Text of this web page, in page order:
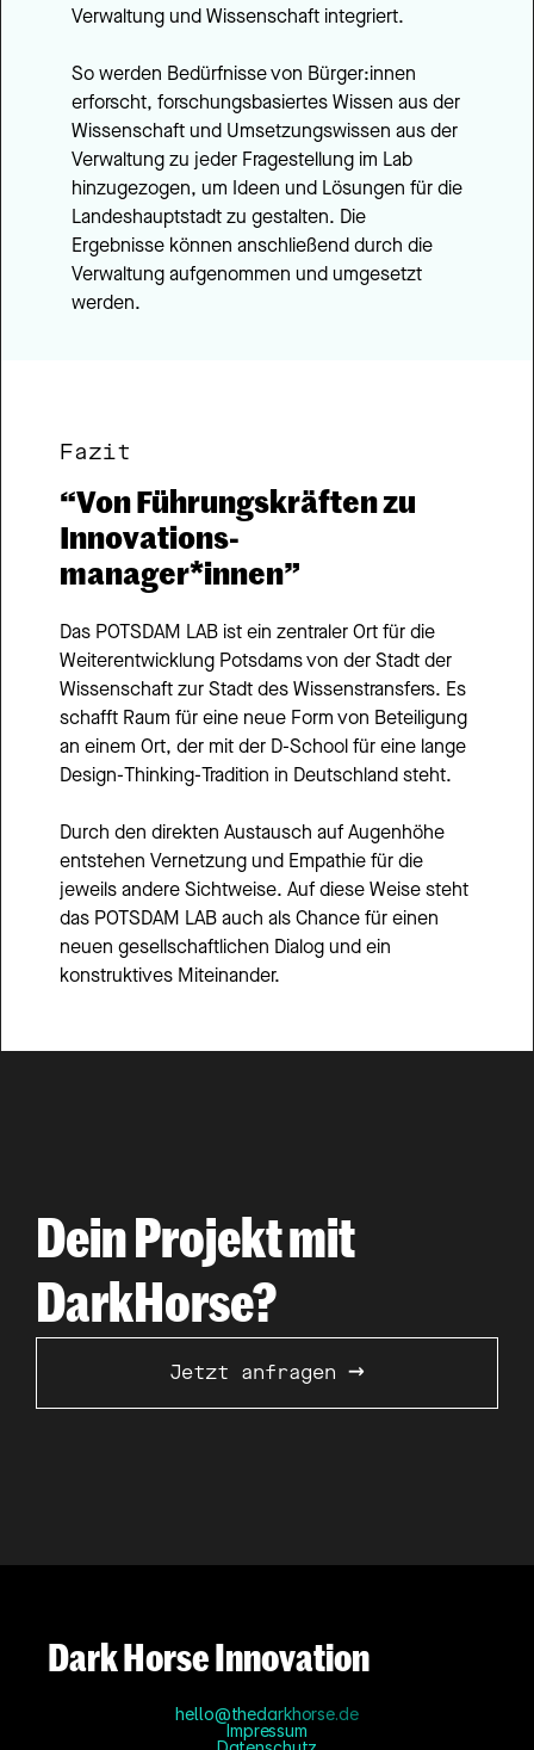
Verwaltung und Wissenschaft integriert.
So werden Bedürfnisse von Bürger:innen
erforscht, forschungsbasiertes Wissen aus der
Wissenschaft und Umsetzungswissen aus der
Verwaltung zu jeder Fragestellung im Lab
hinzugezogen, um Ideen und Lösungen für die
Landeshauptstadt zu gestalten. Die
Ergebnisse können anschließend durch die
Verwaltung aufgenommen und umgesetzt
werden.
Fazit
“Von Führungskräften zu
Innovations-
manager*innen”
Das POTSDAM LAB ist ein zentraler Ort für die
Weiterentwicklung Potsdams von der Stadt der
Wissenschaft zur Stadt des Wissenstransfers. Es
schafft Raum für eine neue Form von Beteiligung
an einem Ort, der mit der D-School für eine lange
Design-Thinking-Tradition in Deutschland steht.
Durch den direkten Austausch auf Augenhöhe
entstehen Vernetzung und Empathie für die
jeweils andere Sichtweise. Auf diese Weise steht
das POTSDAM LAB auch als Chance für einen
neuen gesellschaftlichen Dialog und ein
konstruktives Miteinander.
Dein Projekt mit
DarkHorse?
Jetzt anfragen →
Dark Horse Innovation
hello@thedarkhorse.de
Impressum